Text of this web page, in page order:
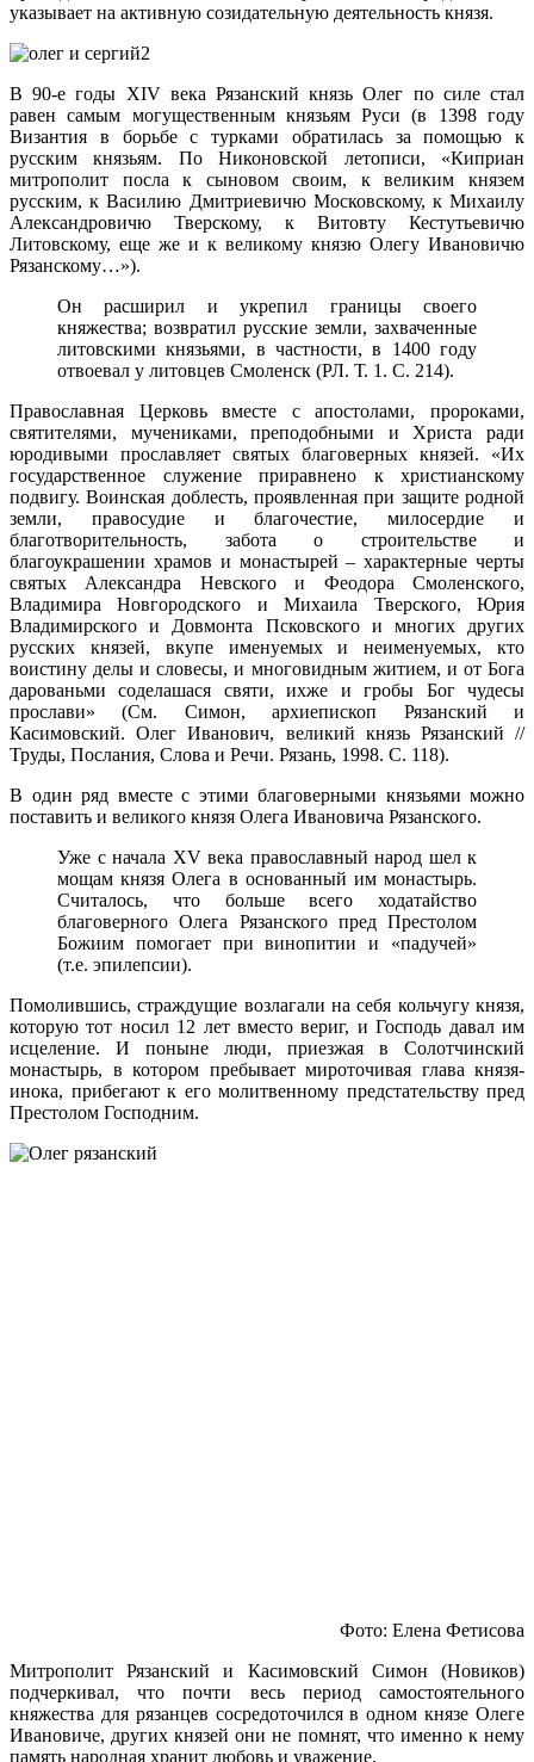
указывает на активную созидательную деятельность князя.
В 90-е годы XIV века Рязанский князь Олег по силе стал
равен самым могущественным князьям Руси (в 1398 году
Византия в борьбе с турками обратилась за помощью к
русским князьям. По Никоновской летописи, «Киприан
митрополит посла к сыновом своим, к великим князем
русским, к Василию Дмитриевичю Московскому, к Михаилу
Александровичю Тверскому, к Витовту Кестутьевичю
Литовскому, еще же и к великому князю Олегу Ивановичю
Рязанскому…»).
Он расширил и укрепил границы своего
княжества; возвратил русские земли, захваченные
литовскими князьями, в частности, в 1400 году
отвоевал у литовцев Смоленск (РЛ. Т. 1. С. 214).
Православная Церковь вместе с апостолами, пророками,
святителями, мучениками, преподобными и Христа ради
юродивыми прославляет святых благоверных князей. «Их
государственное служение приравнено к христианскому
подвигу. Воинская доблесть, проявленная при защите родной
земли, правосудие и благочестие, милосердие и
благотворительность, забота о строительстве и
благоукрашении храмов и монастырей – характерные черты
святых Александра Невского и Феодора Смоленского,
Владимира Новгородского и Михаила Тверского, Юрия
Владимирского и Довмонта Псковского и многих других
русских князей, вкупе именуемых и неименуемых, кто
воистину делы и словесы, и многовидным житием, и от Бога
дарованьми соделашася святи, ихже и гробы Бог чудесы
прослави» (См. Симон, архиепископ Рязанский и
Касимовский. Олег Иванович, великий князь Рязанский //
Труды, Послания, Слова и Речи. Рязань, 1998. С. 118).
В один ряд вместе с этими благоверными князьями можно
поставить и великого князя Олега Ивановича Рязанского.
Уже с начала XV века православный народ шел к
мощам князя Олега в основанный им монастырь.
Считалось, что больше всего ходатайство
благоверного Олега Рязанского пред Престолом
Божиим помогает при винопитии и «падучей»
(т.е. эпилепсии).
Помолившись, страждущие возлагали на себя кольчугу князя,
которую тот носил 12 лет вместо вериг, и Господь давал им
исцеление. И поныне люди, приезжая в Солотчинский
монастырь, в котором пребывает мироточивая глава князя-
инока, прибегают к его молитвенному предстательству пред
Престолом Господним.
Фото: Елена Фетисова
Митрополит Рязанский и Касимовский Симон (Новиков)
подчеркивал, что почти весь период самостоятельного
княжества для рязанцев сосредоточился в одном князе Олеге
Ивановиче, других князей они не помнят, что именно к нему
память народная хранит любовь и уважение.